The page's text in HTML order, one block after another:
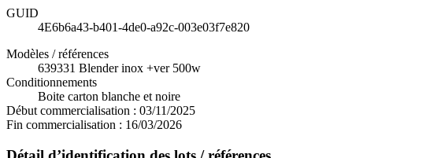
GUID
4E6b6a43-b401-4de0-a92c-003e03f7e820
Modèles / références
639331 Blender inox +ver 500w
Conditionnements
Boite carton blanche et noire
Début commercialisation : 03/11/2025
Fin commercialisation : 16/03/2026